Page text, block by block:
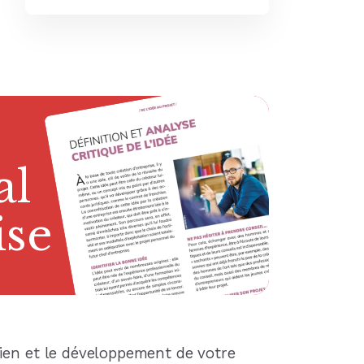
et le développement de votre